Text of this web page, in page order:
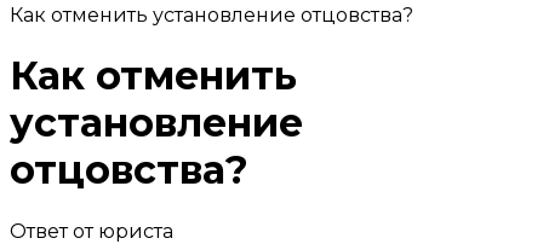
Как отменить установление отцовства?
Как отменить
установление
отцовства?
Ответ от юриста